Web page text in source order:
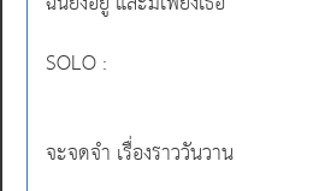
SOLO :
จะจดจำ เรื่องราววันวาน